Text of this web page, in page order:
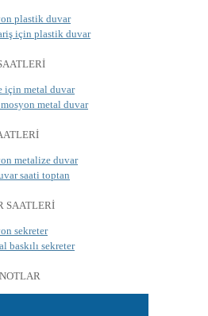
SAATLERİ